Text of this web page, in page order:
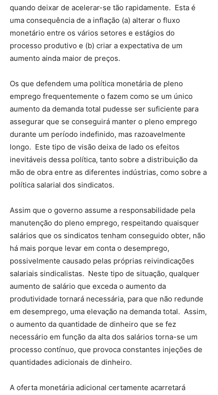
quando deixar de acelerar-se tão rapidamente. Esta é
uma consequência de a inflação (a) alterar o fluxo
monetário entre os vários setores e estágios do
processo produtivo e (b) criar a expectativa de um
aumento ainda maior de preços.
Os que defendem uma política monetária de pleno
emprego frequentemente o fazem como se um único
aumento da demanda total pudesse ser suficiente para
assegurar que se conseguirá manter o pleno emprego
durante um período indefinido, mas razoavelmente
longo. Este tipo de visão deixa de lado os efeitos
inevitáveis dessa política, tanto sobre a distribuição da
mão de obra entre as diferentes indústrias, como sobre a
política salarial dos sindicatos.
Assim que o governo assume a responsabilidade pela
manutenção do pleno emprego, respeitando quaisquer
salários que os sindicatos tenham conseguido obter, não
há mais porque levar em conta o desemprego,
possivelmente causado pelas próprias reivindicações
salariais sindicalistas. Neste tipo de situação, qualquer
aumento de salário que exceda o aumento da
produtividade tornará necessária, para que não redunde
em desemprego, uma elevação na demanda total. Assim,
o aumento da quantidade de dinheiro que se fez
necessário em função da alta dos salários torna-se um
processo contínuo, que provoca constantes injeções de
quantidades adicionais de dinheiro.
A oferta monetária adicional certamente acarretará